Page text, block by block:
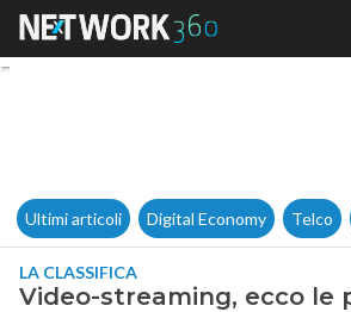
Video-
Ultimi articoli Digital Economy Telco
LA CLASSIFICA
Video-streaming, ecco le